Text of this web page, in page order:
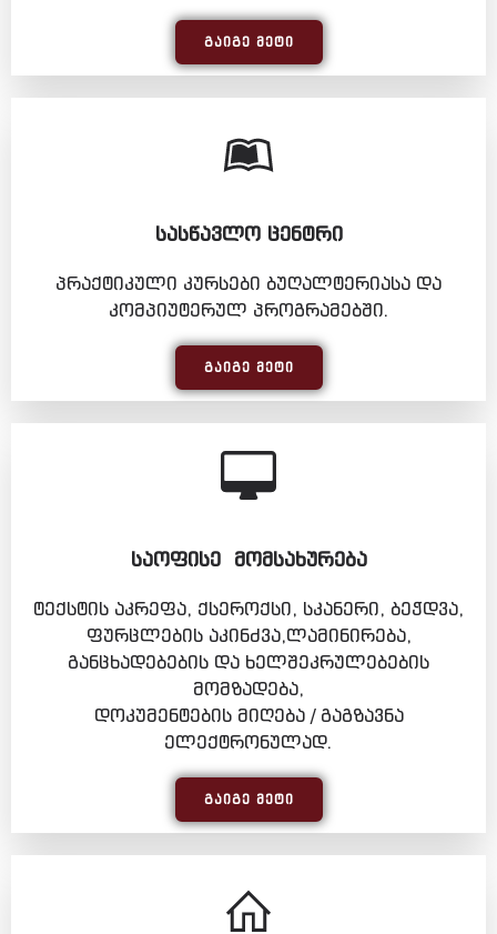
ᲒᲐᲘᲒᲔ ᲛᲔᲢᲘ
ᲡᲐᲡᲬᲐᲕᲚᲝ ᲪᲔᲜᲢᲠᲘ
პრაქტიკული კურსები ბუღალტერიასა და
კომპიუტერულ პროგრამებში.
ᲒᲐᲘᲒᲔ ᲛᲔᲢᲘ
ᲡᲐᲝᲤᲘᲡᲔ ᲛᲝᲛᲡᲐᲮᲣᲠᲔᲑᲐ
ტექსტის აკრეფა, ქსეროქსი, სკანერი, ბეჭდვა,
ფურცლების აკინძვა,ლამინირება,
განცხადებების და ხელშეკრულებების
მომზადება,
დოკუმენტების მიღება / გაგზავნა
ელექტრონულად.
ᲒᲐᲘᲒᲔ ᲛᲔᲢᲘ